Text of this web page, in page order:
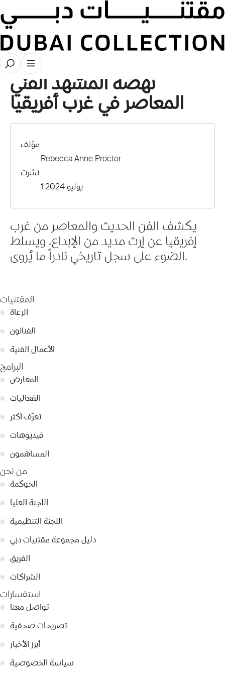
قصص
نهضة المشهد الفني
المعاصر في غرب أفريقيا
مؤلف
Rebecca Anne Proctor
نشرت
1 يوليو 2024
يكشف الفن الحديث والمعاصر من غرب
إفريقيا عن إرث مديد من الإبداع، ويسلط
الضوء على سجل تاريخي نادراً ما يُروى.
المقتنيات
● الرعاة
● الفنانون
● الأعمال الفنية
البرامج
● المعارض
● الفعاليات
●
تعرّف أكثر
● فيديوهات
● المساهمون
من نحن
● الحوكمة
● اللجنة العليا
● اللجنة التنظيمية
● دليل مجموعة مقتنيات دبي
● الفريق
● الشراكات
استفسارات
● تواصل معنا
● تصريحات صحفية
●
أبرز الأخبار
● سياسة الخصوصية